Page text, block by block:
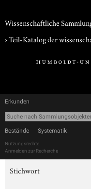
Wissenschaftliche
› Teil-Katalog der
Erkunden
Bestände Systematik
Nutzungsrechte
Anmelden zur Recherche
Stichwort